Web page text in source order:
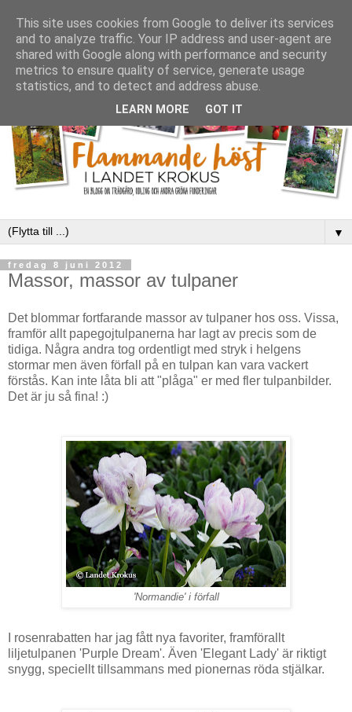
▼
fredag 8 juni 2012
Massor, massor av tulpaner
Det blommar fortfarande massor av tulpaner hos oss. Vissa,
framför allt papegojtulpanerna har lagt av precis som de
tidiga. Några andra tog ordentligt med stryk i helgens
stormar men även förfall på en tulpan kan vara vackert
förstås. Kan inte låta bli att "plåga" er med fler tulpanbilder.
Det är ju så fina! :)
'Normandie' i förfall
I rosenrabatten har jag fått nya favoriter, framförallt
liljetulpanen 'Purple Dream'. Även 'Elegant Lady' är riktigt
snygg, speciellt tillsammans med pionernas röda stjälkar.
This site uses cookies from Google to deliver its services
and to analyze traffic. Your IP address and user-agent are
shared with Google along with performance and security
metrics to ensure quality of service, generate usage
statistics, and to detect and address abuse.
LEARN MORE GOT IT